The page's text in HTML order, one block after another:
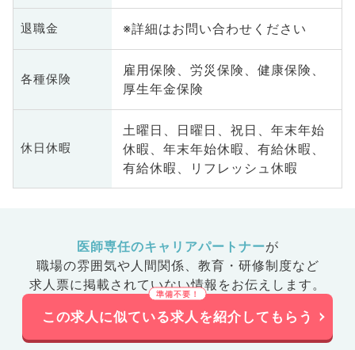
退職金 ※詳細はお問い合わせください
各種保険
雇用保険、労災保険、健康保険、
厚生年金保険
休日休暇
土曜日、日曜日、祝日、年末年始
休暇、年末年始休暇、有給休暇、
有給休暇、リフレッシュ休暇
医師専任のキャリアパートナーが
職場の雰囲気や人間関係、 教育・研修制度など
求人票に掲載されていない情報をお伝えします。
この求人に似ている求人を紹介してもらう